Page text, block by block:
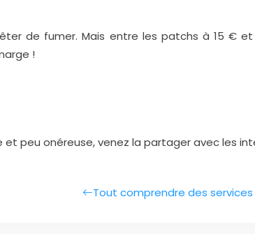
de fumer. Mais entre les patchs à 15 €
!
peu onéreuse, venez la partager avec les
Tout comprendre des